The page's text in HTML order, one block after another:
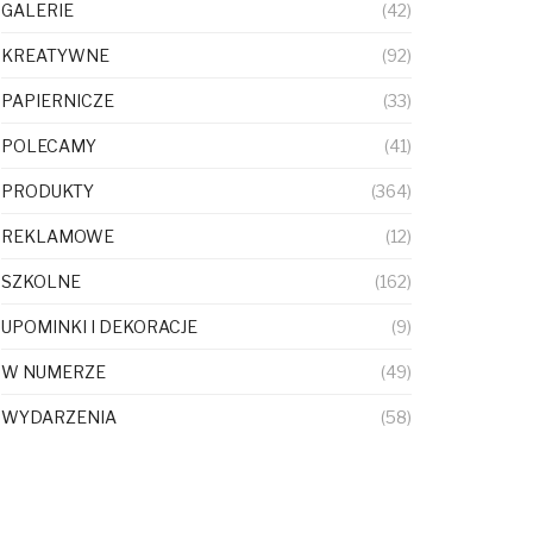
GALERIE (42)
KREATYWNE (92)
PAPIERNICZE (33)
POLECAMY (41)
PRODUKTY (364)
REKLAMOWE (12)
SZKOLNE (162)
UPOMINKI I DEKORACJE (9)
W NUMERZE (49)
WYDARZENIA (58)